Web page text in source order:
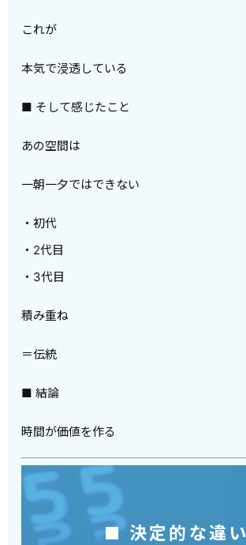
これが
本気で浸透している
■ そして感じたこと
あの空間は
一朝一夕ではできない
・初代
・2代目
・3代目
積み重ね
＝伝統
■ 結論
時間が価値を作る
■ 決定的な違い